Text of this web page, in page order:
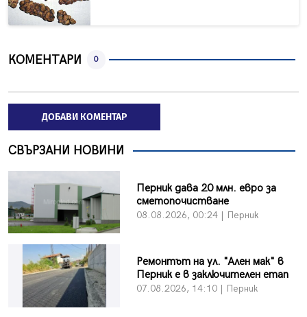
КОМЕНТАРИ 0
ДОБАВИ КОМЕНТАР
СВЪРЗАНИ НОВИНИ
Перник дава 20 млн. евро за
сметопочистване
08.08.2026, 00:24 | Перник
Ремонтът на ул. "Ален мак" в
Перник е в заключителен етап
07.08.2026, 14:10 | Перник